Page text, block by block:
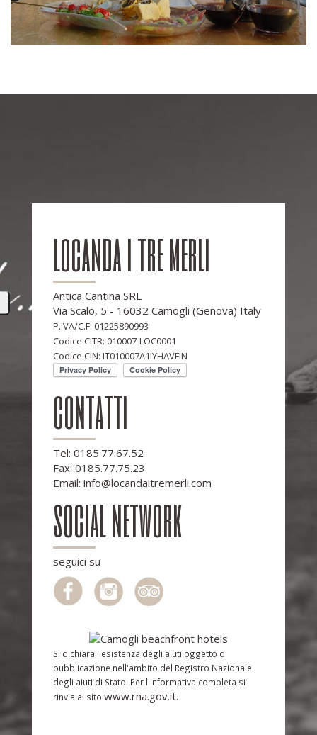
locanda i tre merli
Antica Cantina SRL
Via Scalo, 5 - 16032 Camogli (Genova) Italy
P.IVA/C.F. 01225890993
Codice CITR: 010007-LOC0001
Codice CIN: IT010007A1IYHAVFIN
contatti
Tel: 0185.77.67.52
Fax: 0185.77.75.23
Email: info@locandaitremerli.com
social network
seguici su
Si dichiara l'esistenza degli aiuti oggetto di
pubblicazione nell'ambito del Registro Nazionale
degli aiuti di Stato. Per l'informativa completa si
rinvia al sito www.rna.gov.it.